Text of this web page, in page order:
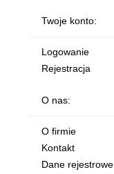
Twoje konto:
Logowanie
Rejestracja
O nas:
O firmie
Kontakt
Dane rejestrowe